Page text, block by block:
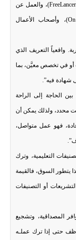
المصطلحات الإنجليزية نجد التالي: الأعمال المستقلة (FreeLancer)، والعمل عن
بعد (telework)، والعمل عبر شبكة الإنترنت (On line)، وأصحاب الأعمال
واقعياً التعريف الذي
أو في تخصص معيَّن، بما
فيه”.
الحاجة إلى الراحة
محدد، ولذلك يمكن أن
فهو عمل متواصل،
التعليمية، وترك
يتطور السوق، فالقيمة
أو التصنيفات
المصداقية، وتشجيع
حتى إذا ترك عملـه